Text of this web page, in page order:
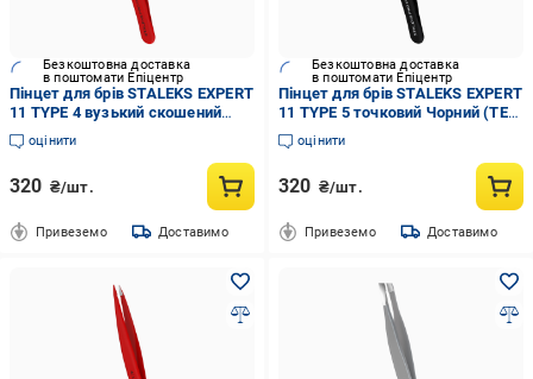
Безкоштовна доставка
в поштомати Епіцентр
Пінцет для брів STALEKS EXPERT
11 TYPE 4 вузький скошений
Червоний (TE-11/4r)
оцінити
320 ₴/шт.
Привеземо Доставимо
Безкоштовна доставка
в поштомати Епіцентр
Пінцет для брів STALEKS EXPERT
11 TYPE 5 точковий Чорний (TE-
11/5b)
оцінити
320 ₴/шт.
Привеземо Доставимо